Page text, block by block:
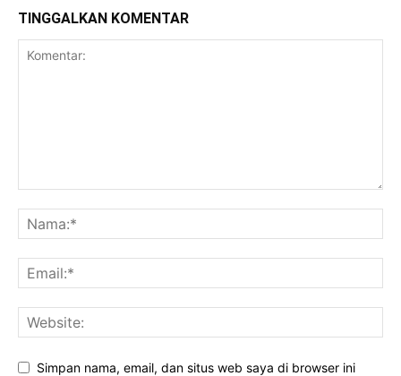
TINGGALKAN KOMENTAR
Simpan nama, email, dan situs web saya di browser ini